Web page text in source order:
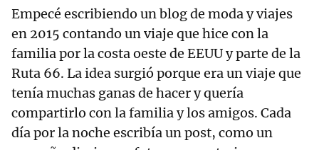
Empecé escribiendo un blog de moda y viajes
en 2015 contando un viaje que hice con la
familia por la costa oeste de EEUU y parte de la
Ruta 66. La idea surgió porque era un viaje que
tenía muchas ganas de hacer y quería
compartirlo con la familia y los amigos. Cada
día por la noche escribía un post, como un